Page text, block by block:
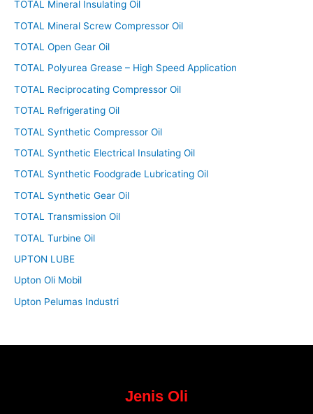
TOTAL Mineral Insulating Oil
TOTAL Mineral Screw Compressor Oil
TOTAL Open Gear Oil
TOTAL Polyurea Grease – High Speed Application
TOTAL Reciprocating Compressor Oil
TOTAL Refrigerating Oil
TOTAL Synthetic Compressor Oil
TOTAL Synthetic Electrical Insulating Oil
TOTAL Synthetic Foodgrade Lubricating Oil
TOTAL Synthetic Gear Oil
TOTAL Transmission Oil
TOTAL Turbine Oil
UPTON LUBE
Upton Oli Mobil
Upton Pelumas Industri
Jenis Oli